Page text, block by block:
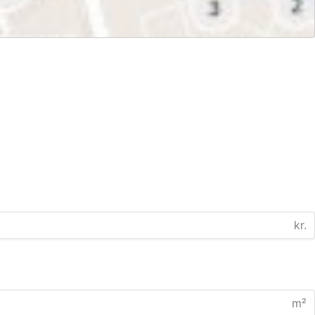
kr.
m²